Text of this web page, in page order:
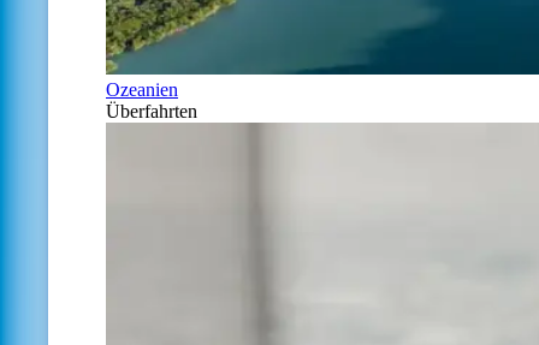
Ozeanien
Überfahrten